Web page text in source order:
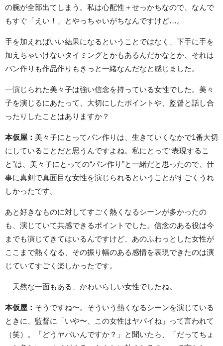
の腕が全部出てしまう。私は心配性＋せっかちなので、なんで
もすぐ「えい！」とやっちゃいがちなんですけど…。
手を加えればいい結果になるということではなく、下手に手を
加えちゃいけないタイミングとかもあるんだかなとか、それは
パン作りも作品作りもきっと一緒なんだなと感じました。
―演じられた美々子は強い信念を持っている女性でした。美々
子を演じるにあたって、大切にしたポイントや、監督と話し合
ったりしたことはありますか？
本仮屋： 美々子にとってパン作りは、生きていくなかで1番大切
にしていることだと思うんですよね。私にとって“表現するこ
と”は、美々子にとっての“パン作り”と一緒だと思ったので、仕
事に真剣で真面目な女性を演じられるということがすごくうれ
しかったです。
あと好きなものに対してすごく熱くなるシーンが多かったの
も、演じていて共感できるポイントでした。信念のある役は今
までも演じてきてはいるんですけど、あのふわっとした女性が
ここまで熱くなる、その振り幅のある感情を表現できたのは演
じていてすごく楽しかったです。
―天然な一面もある、かわいらしい女性でしたね。
本仮屋： そうですね〜。そういう熱くなるシーンを演じている
ときに、監督に「いや〜、この女性はヤバイね」って言われて
（笑）。「どうヤバいんですか？」と聞いたら、「だってちょ